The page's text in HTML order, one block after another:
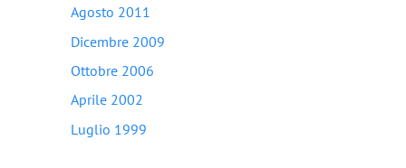
Agosto 2011
Dicembre 2009
Ottobre 2006
Aprile 2002
Luglio 1999